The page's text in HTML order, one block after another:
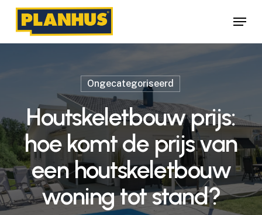
Skip
main
Menu
Ongecategoriseerd
Houtskeletbouw prijs:
hoe komt de prijs van
een houtskeletbouw
woning tot stand?